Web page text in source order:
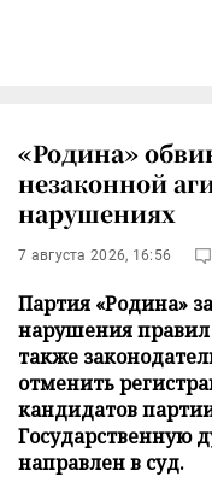
«Родина»
незаконной
нарушениях
7 августа 2026, 16:56
Партия «Родина»
нарушения
также
отменить
кандидатов
Государственную
направлен в суд.